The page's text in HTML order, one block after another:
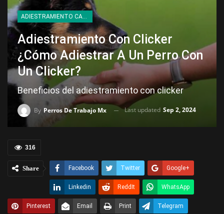
ADIESTRAMIENTO CANINO
Adiestramiento Con Clicker
¿Cómo Adiestrar A Un Perro Con
Un Clicker?
Beneficios del adiestramiento con clicker
By Perros De Trabajo Mx Last updated Sep 2, 2024
316
Share Facebook Twitter Google+
Linkedin ReddIt WhatsApp
Pinterest Email Print Telegram